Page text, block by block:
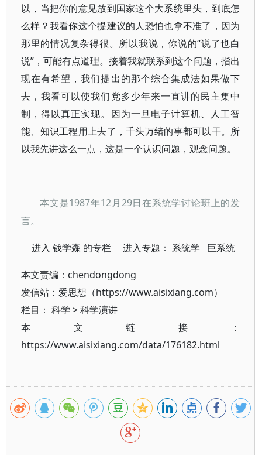
以，当把你的意见放到国家这个大系统里头，到底怎
么样？我看你这个提建议的人恐怕也拿不准了，因为
那里的情况复杂得很。所以我说，你说的“说了也白
说”，可能有点道理。接着我就联系到这个问题，指出
现在有希望，我们提出的那个综合集成法如果做下
去，我看可以使我们党多少年来一直讲的民主集中
制，得以真正实现。因为一旦电子计算机、人工智
能、知识工程用上去了，千头万绪的事都可以干。所
以我先讲这么一点，这是一个认识问题，观念问题。
本文是1987年12月29日在系统学讨论班上的发
言。
进入钱学森 的专栏 进入专题： 系统学 巨系统
本文责编： chendongdong
发信站：爱思想（https://www.aisixiang.com）
栏目： 科学 >科学演讲
本文链接：
https://www.aisixiang.com/data/176182.html